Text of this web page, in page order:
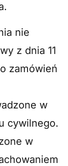
nie
z dnia 11
zamówień
w
cywilnego.
w